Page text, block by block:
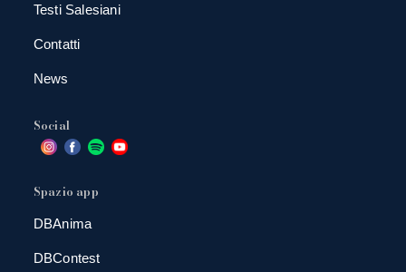
Testi Salesiani
Contatti
News
Social
Spazio app
DBAnima
DBContest